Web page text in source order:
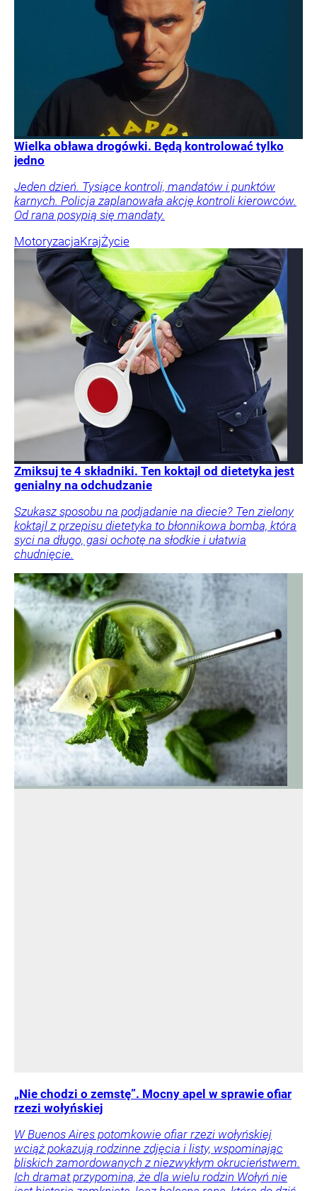
Wielka obława drogówki. Będą kontrolować tylko
jedno
Jeden dzień. Tysiące kontroli, mandatów i punktów
karnych. Policja zaplanowała akcję kontroli kierowców.
Od rana posypią się mandaty.
MotoryzacjaKrajŻycie
Zmiksuj te 4 składniki. Ten koktajl od dietetyka jest
genialny na odchudzanie
Szukasz sposobu na podjadanie na diecie? Ten zielony
koktajl z przepisu dietetyka to błonnikowa bomba, która
syci na długo, gasi ochotę na słodkie i ułatwia
chudnięcie.
„Nie chodzi o zemstę”. Mocny apel w sprawie ofiar
rzezi wołyńskiej
W Buenos Aires potomkowie ofiar rzezi wołyńskiej
wciąż pokazują rodzinne zdjęcia i listy, wspominając
bliskich zamordowanych z niezwykłym okrucieństwem.
Ich dramat przypomina, że dla wielu rodzin Wołyń nie